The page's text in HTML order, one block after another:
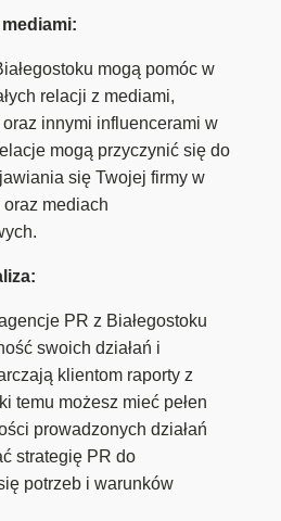
mogą pomóc w
relacji z mediami,
innymi influencerami w
mogą przyczynić się do
się Twojej firmy w
mediach
PR z Białegostoku
swoich działań i
klientom raporty z
temu możesz mieć pełen
prowadzonych działań
strategię PR do
potrzeb i warunków